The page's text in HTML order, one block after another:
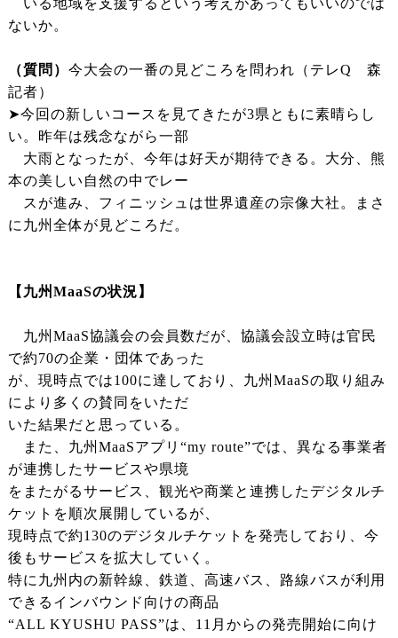
いる地域を支援するという考えがあってもいいのでは
ないか。
（質問） 今大会の一番の見どころを問われ（テレQ 森
記者）
➤今回の新しいコースを見てきたが3県ともに素晴らし
い。昨年は残念ながら一部
大雨となったが、今年は好天が期待できる。大分、熊
本の美しい自然の中でレー
スが進み、フィニッシュは世界遺産の宗像大社。まさ
に九州全体が見どころだ。
【九州MaaSの状況】
九州MaaS協議会の会員数だが、協議会設立時は官民
で約70の企業・団体であった
が、現時点では100に達しており、九州MaaSの取り組み
により多くの賛同をいただ
いた結果だと思っている。
また、九州MaaSアプリ“my route”では、異なる事業者
が連携したサービスや県境
をまたがるサービス、観光や商業と連携したデジタルチ
ケットを順次展開しているが、
現時点で約130のデジタルチケットを発売しており、今
後もサービスを拡大していく。
特に九州内の新幹線、鉄道、高速バス、路線バスが利用
できるインバウンド向けの商品
“ALL KYUSHU PASS”は、11月からの発売開始に向け